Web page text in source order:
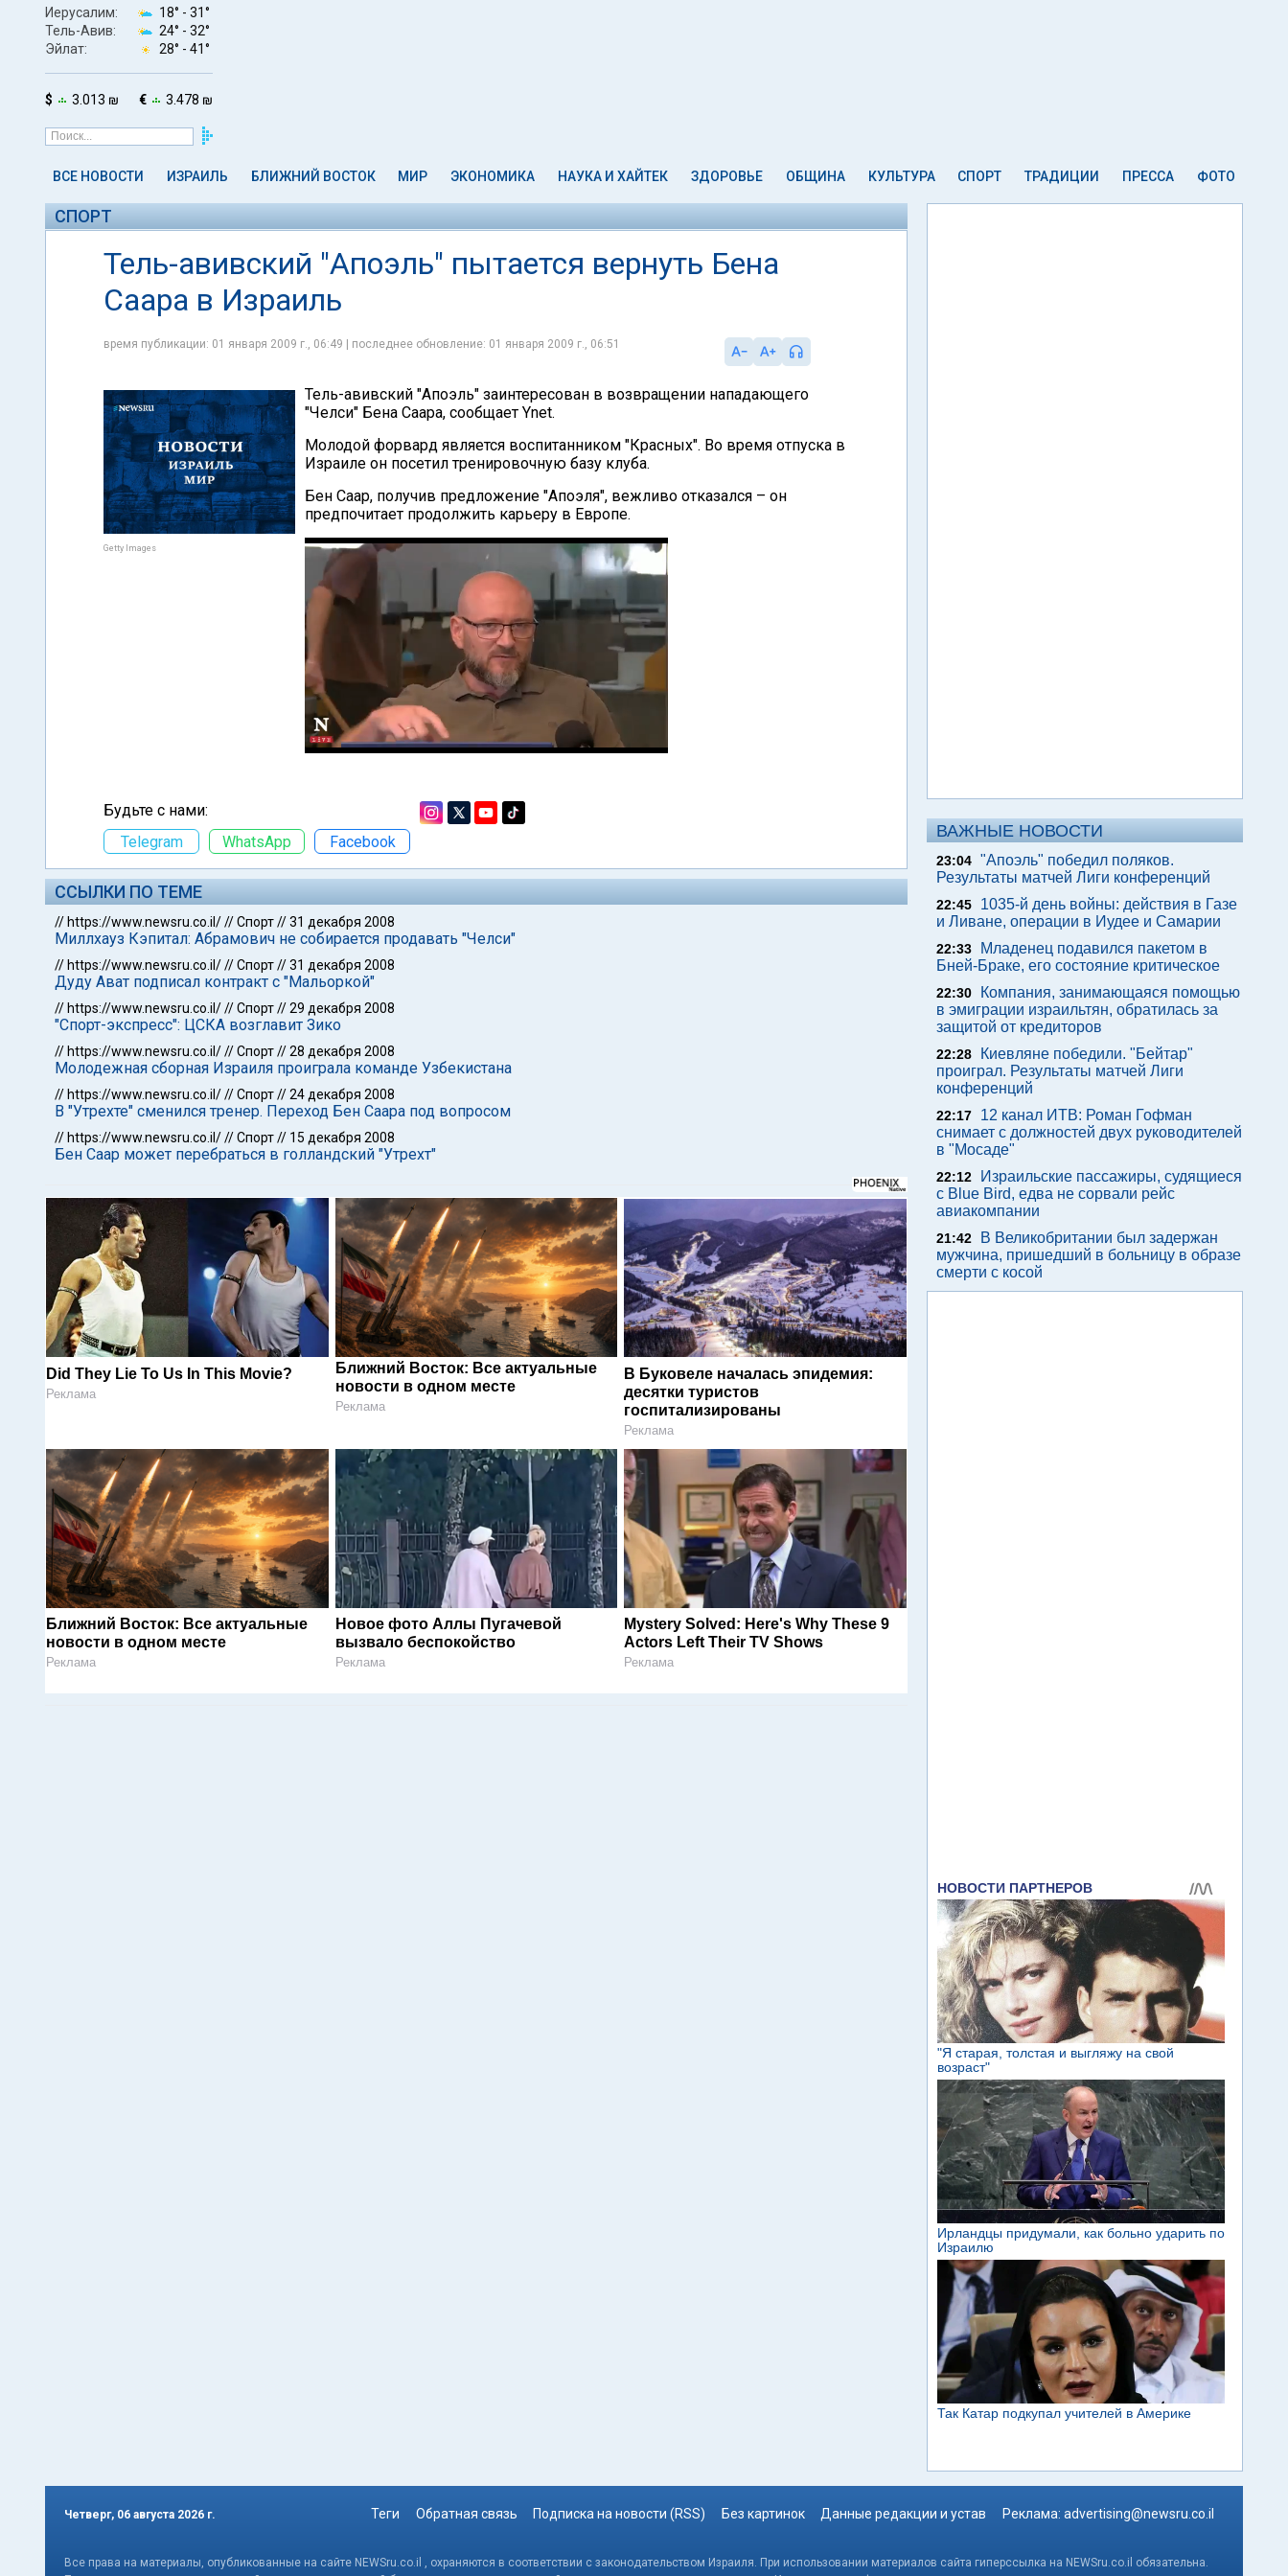
Иерусалим: 18° - 31°
Тель-Авив:
24° - 32°
Эйлат:
28° - 41°
$ 3.013 ₪ € 3.478 ₪
ВСЕ НОВОСТИ ИЗРАИЛЬ БЛИЖНИЙ ВОСТОК МИР ЭКОНОМИКА НАУКА И ХАЙТЕК ЗДОРОВЬЕ ОБЩИНА КУЛЬТУРА СПОРТ ТРАДИЦИИ ПРЕССА ФОТО
СПОРТ
Тель-авивский "Апоэль" пытается вернуть Бена
Саара в Израиль
время публикации: 01 января 2009 г., 06:49 | последнее обновление: 01 января 2009 г., 06:51
Getty Images
Тель-авивский "Апоэль" заинтересован в возвращении нападающего
"Челси" Бена Саара, сообщает Ynet.
Молодой форвард является воспитанником "Красных". Во время отпуска в
Израиле он посетил тренировочную базу клуба.
Бен Саар, получив предложение "Апоэля", вежливо отказался – он
предпочитает продолжить карьеру в Европе.
Будьте с нами:
Telegram
WhatsApp Facebook
ССЫЛКИ ПО ТЕМЕ
// https://www.newsru.co.il///Спорт//31 декабря 2008
Миллхауз Кэпитал: Абрамович не собирается продавать "Челси"
// https://www.newsru.co.il///Спорт//31 декабря 2008
Дуду Ават подписал контракт с "Мальоркой"
// https://www.newsru.co.il///Спорт//29 декабря 2008
"Спорт-экспресс": ЦСКА возглавит Зико
// https://www.newsru.co.il///Спорт//28 декабря 2008
Молодежная сборная Израиля проиграла команде Узбекистана
// https://www.newsru.co.il///Спорт//24 декабря 2008
В "Утрехте" сменился тренер. Переход Бен Саара под вопросом
// https://www.newsru.co.il///Спорт// 15 декабря 2008
Бен Саар может перебраться в голландский "Утрехт"
Did They Lie To Us In This Movie?
Реклама
Ближний Восток: Все актуальные
новости в одном месте
Реклама
В Буковеле началась эпидемия:
десятки туристов
госпитализированы
Реклама
Ближний Восток: Все актуальные
новости в одном месте
Реклама
Новое фото Аллы Пугачевой
вызвало беспокойство
Реклама
Mystery Solved: Here's Why These 9
Actors Left Their TV Shows
Реклама
ВАЖНЫЕ НОВОСТИ
23:04 "Апоэль" победил поляков.
Результаты матчей Лиги конференций
22:45
1035-й день войны: действия в Газе
и Ливане, операции в Иудее и Самарии
22:33
Младенец подавился пакетом в
Бней-Браке, его состояние критическое
22:30
Компания, занимающаяся помощью
в эмиграции израильтян, обратилась за
защитой от кредиторов
22:28
Киевляне победили. "Бейтар"
проиграл. Результаты матчей Лиги
конференций
22:17
12 канал ИТВ: Роман Гофман
снимает с должностей двух руководителей
в "Мосаде"
22:12
Израильские пассажиры, судящиеся
с Blue Bird, едва не сорвали рейс
авиакомпании
21:42
В Великобритании был задержан
мужчина, пришедший в больницу в образе
смерти с косой
Четверг, 06 августа 2026 г. Теги Обратная связь Подписка на новости (RSS) Без картинок Данные редакции и устав Реклама: advertising@newsru.co.il
Все права на материалы, опубликованные на сайте NEWSru.co.il , охраняются в соответствии с законодательством Израиля. При использовании материалов сайта гиперссылка на NEWSru.co.il обязательна.